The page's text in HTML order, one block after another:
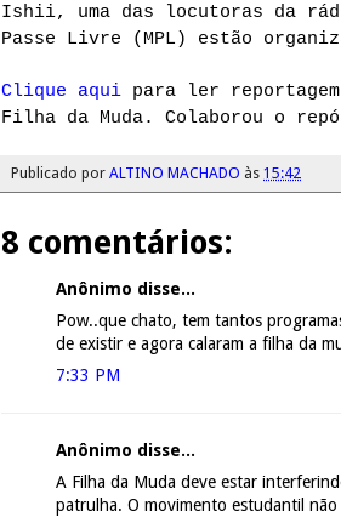
Ishii, uma das locutoras da
Passe Livre (MPL) estão
Clique aqui para ler
Filha da Muda. Colaborou o
Publicado por ALTINO MACHADO às 15:42
8 comentários:
Anônimo disse...
Pow..que chato, tem tantos
de existir e agora calaram a filha da
7:33 PM
Anônimo disse...
A Filha da Muda deve estar
patrulha. O movimento estudantil